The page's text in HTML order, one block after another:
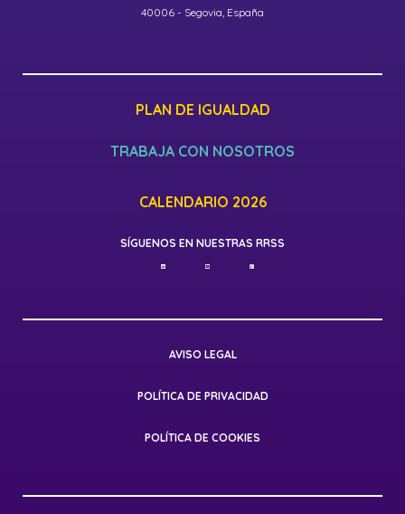
40006 - Segovia, España
PLAN DE IGUALDAD
TRABAJA CON NOSOTROS
CALENDARIO 2026
SÍGUENOS EN NUESTRAS RRSS
AVISO LEGAL
POLÍTICA DE PRIVACIDAD
POLÍTICA DE COOKIES